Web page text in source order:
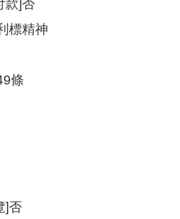
款]否
標精神
條
]否